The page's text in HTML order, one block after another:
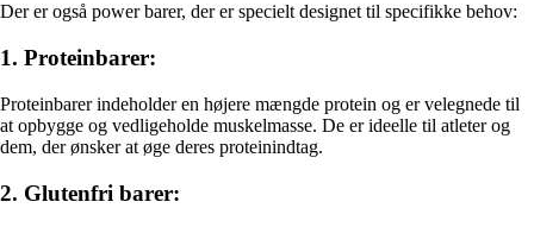
Der er også power barer, der er specielt designet til specifikke behov:
1. Proteinbarer:
Proteinbarer indeholder en højere mængde protein og er velegnede til
at opbygge og vedligeholde muskelmasse. De er ideelle til atleter og
dem, der ønsker at øge deres proteinindtag.
2. Glutenfri barer: